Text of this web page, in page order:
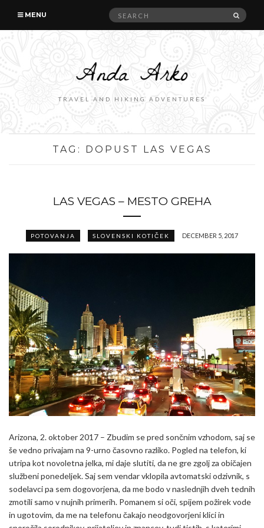
MENU
Search
TRAVEL AND HIKING ADVENTURES
TAG: DOPUST LAS VEGAS
LAS VEGAS – MESTO GREHA
POTOVANJA SLOVENSKI KOTIČEK DECEMBER 5, 2017
Arizona, 2. oktober 2017 – Zbudim se pred sončnim vzhodom, saj se
še vedno privajam na 9-urno časovno razliko. Pogled na telefon, ki
utripa kot novoletna jelka, mi daje slutiti, da ne gre zgolj za običajen
službeni ponedeljek. Saj sem vendar vklopila avtomatski odzivnik, s
sodelavci pa sem dogovorjena, da me bodo v naslednjih dveh tednih
zmotili samo v nujnih primerih. Pomanem si oči, spijem požirek vode
in ugotovim, da me na telefonu čakajo neodgovorjeni klici in